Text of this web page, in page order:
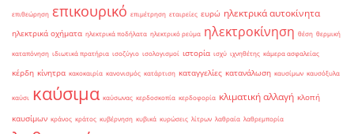
επιθεώρηση επικουρικό επιμέτρηση εταιρείες ευρώ ηλεκτρικά αυτοκίνητα
ηλεκτρικά οχήματα ηλεκτρικά ποδήλατα ηλεκτρικό ρεύμα ηλεκτροκίνηση θέση θερμική
καταπόνηση ιδιωτικά πρατήρια ισοζύγιο ισολογισμοί ιστορία ισχύ ιχνηθέτης κάμερα ασφαλείας
κέρδη κίνητρα κακοκαιρία κανονισμός κατάρτιση καταγγελίες κατανάλωση καυσίμων καυσόξυλα
καύσι καύσιμα καύσωνας κερδοσκοπία κερδοφορία κλιματική αλλαγή κλοπή
καυσίμων κράνος κράτος κυβέρνηση κυβικά κυρώσεις λίτρων λαθραία λαθρεμπορία